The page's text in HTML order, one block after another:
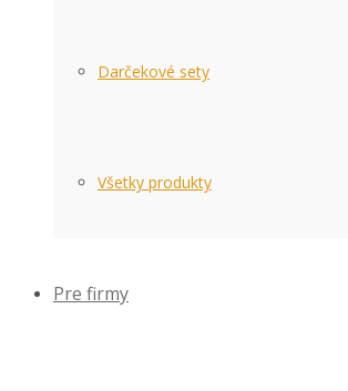
Darčekové sety
Všetky produkty
Pre firmy